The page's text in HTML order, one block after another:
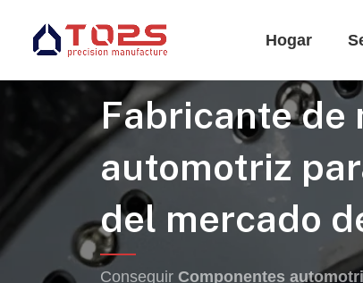
Hogar
Fabricante de
automotriz
del mercado
Conseguir Componentes